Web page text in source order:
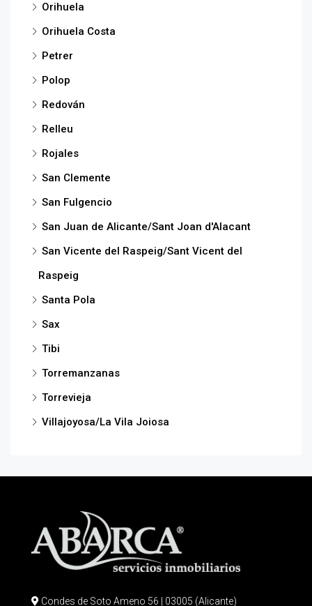
Orihuela
Orihuela Costa
Petrer
Polop
Redován
Relleu
Rojales
San Clemente
San Fulgencio
San Juan de Alicante/Sant Joan d'Alacant
San Vicente del Raspeig/Sant Vicent del
Raspeig
Santa Pola
Sax
Tibi
Torremanzanas
Torrevieja
Villajoyosa/La Vila Joiosa
Condes de Soto Ameno 56 | 03005 (Alicante)